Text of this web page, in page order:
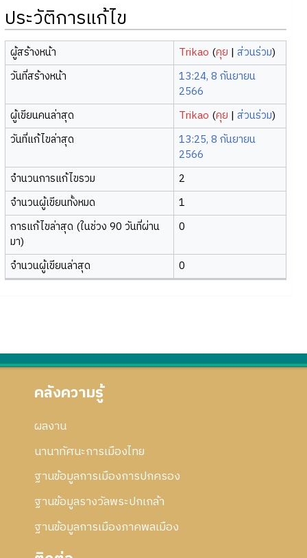
ประวัติการแก้ไข
ผู้สร้างหน้า Trikao (คุย |ส่วนร่วม)
วันที่สร้างหน้า
13:24, 8 กันยายน
2566
ผู้เขียนคนล่าสุด
Trikao (คุย |ส่วนร่วม)
วันที่แก้ไขล่าสุด
13:25, 8 กันยายน
2566
จำนวนการแก้ไขรวม
2
จำนวนผู้เขียนทั้งหมด
1
การแก้ไขล่าสุด (ในช่วง 90 วันที่ผ่าน
มา)
0
จำนวนผู้เขียนล่าสุด 0
คลังความรู้
ผลงาน
นานาทัศนะการเมืองไทย
ฐานข้อมูลการเมืองการปกครอง
ฐานข้อมูลรางวัลพระปกเกล้า
ฐานข้อมูลการเมืองภาคพลเมือง